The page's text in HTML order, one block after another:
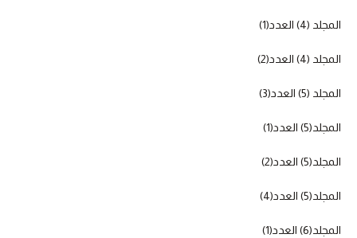
المجلد (4) العدد(1)
المجلد (4) العدد(2)
المجلد (5) العدد(3)
المجلد(5) العدد(1)
المجلد(5) العدد(2)
المجلد(5) العدد(4)
المجلد(6) العدد(1)